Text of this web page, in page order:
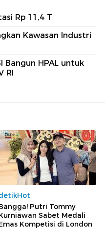
Rp 11,4 T
Kawasan Industri
Bangun HPAL untuk
RI
Putri Tommy
Sabet Medali
Kompetisi di London